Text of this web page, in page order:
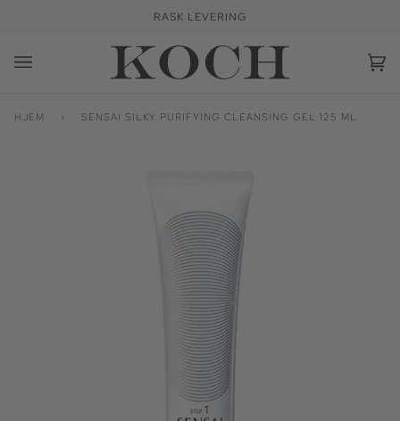
RASK LEVERING
HJEM › SENSAI SILKY PURIFYING CLEANSING GEL 125 ML